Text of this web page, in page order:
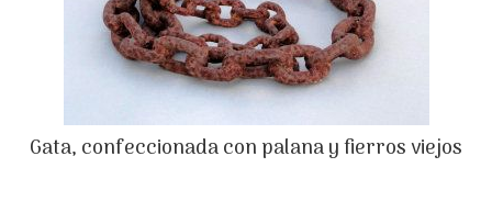
Gata, confeccionada con palana y fierros viejos